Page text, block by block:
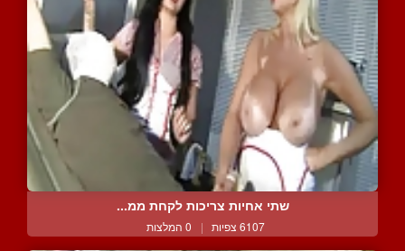
שתי אחיות צריכות לקחת ממ...
6107 צפיות | 0 המלצות